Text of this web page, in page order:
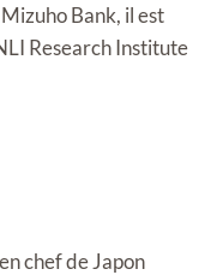
Bank, il est
Research Institute
chef de Japon